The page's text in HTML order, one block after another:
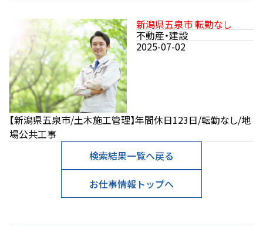
新潟県五泉市 転勤なし
不動産・建設
2025-07-02
【新潟県五泉市/土木施工管理】年間休日123日/転勤なし/地
場公共工事
検索結果一覧へ戻る
お仕事情報トップへ